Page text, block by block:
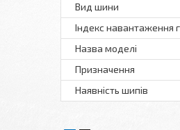
Вид шини
Індекс навантаження
Назва моделі
Призначення
Наявність шипів